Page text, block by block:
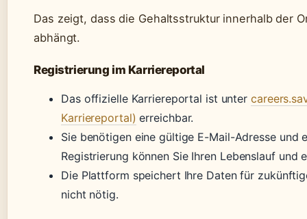
Das zeigt, dass die Gehaltsstruktur innerhalb der
abhängt.
Registrierung im Karriereportal
Das offizielle Karriereportal ist unter
Karriereportal) erreichbar.
Sie benötigen eine gültige E-Mail-Adresse und
Registrierung können Sie Ihren Lebenslauf und
Die Plattform speichert Ihre Daten für
nicht nötig.